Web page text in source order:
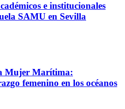
e institucionales
SAMU en Sevilla
Mujer Marítima:
femenino en los océanos